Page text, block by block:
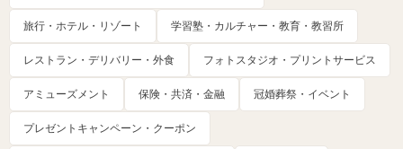
旅行・ホテル・リゾート 学習塾・カルチャー・教育・教習所
レストラン・デリバリー・外食 フォトスタジオ・プリントサービス
アミューズメント 保険・共済・金融 冠婚葬祭・イベント
プレゼントキャンペーン・クーポン